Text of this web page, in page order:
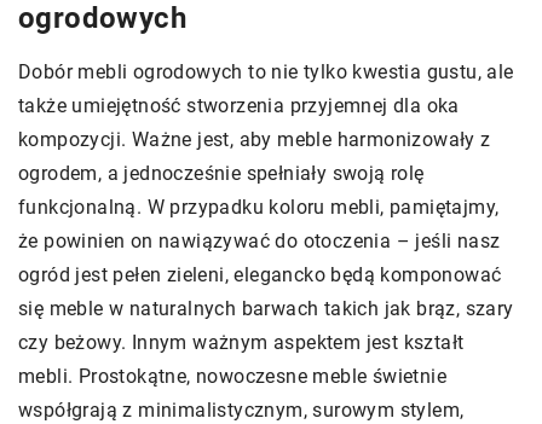
ogrodowych
Dobór mebli ogrodowych to nie tylko kwestia gustu, ale
także umiejętność stworzenia przyjemnej dla oka
kompozycji. Ważne jest, aby meble harmonizowały z
ogrodem, a jednocześnie spełniały swoją rolę
funkcjonalną. W przypadku koloru mebli, pamiętajmy,
że powinien on nawiązywać do otoczenia – jeśli nasz
ogród jest pełen zieleni, elegancko będą komponować
się meble w naturalnych barwach takich jak brąz, szary
czy beżowy. Innym ważnym aspektem jest kształt
mebli. Prostokątne, nowoczesne meble świetnie
współgrają z minimalistycznym, surowym stylem,